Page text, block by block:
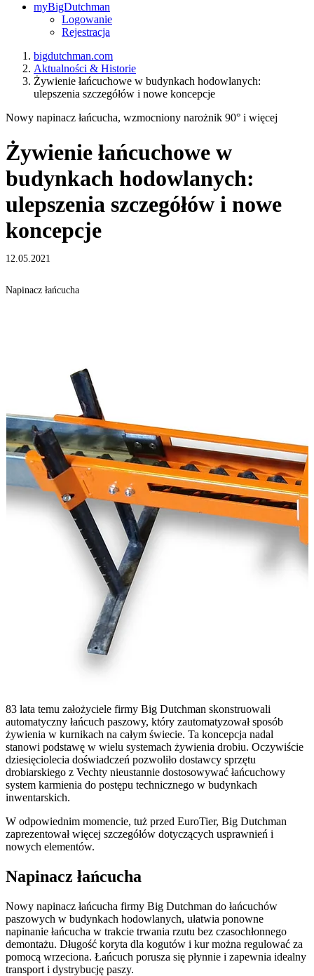
myBigDutchman
Logowanie
Rejestracja
bigdutchman.com
Aktualności & Historie
Żywienie łańcuchowe w budynkach hodowlanych:
ulepszenia szczegółów i nowe koncepcje
Nowy napinacz łańcucha, wzmocniony narożnik 90° i więcej
Żywienie łańcuchowe w
budynkach hodowlanych:
ulepszenia szczegółów i nowe
koncepcje
12.05.2021
Napinacz łańcucha
83 lata temu założyciele firmy Big Dutchman skonstruowali
automatyczny łańcuch paszowy, który zautomatyzował sposób
żywienia w kurnikach na całym świecie. Ta koncepcja nadal
stanowi podstawę w wielu systemach żywienia drobiu. Oczywiście
dziesięciolecia doświadczeń pozwoliło dostawcy sprzętu
drobiarskiego z Vechty nieustannie dostosowywać łańcuchowy
system karmienia do postępu technicznego w budynkach
inwentarskich.
W odpowiednim momencie, tuż przed EuroTier, Big Dutchman
zaprezentował więcej szczegółów dotyczących usprawnień i
nowych elementów.
Napinacz łańcucha
Nowy napinacz łańcucha firmy Big Dutchman do łańcuchów
paszowych w budynkach hodowlanych, ułatwia ponowne
napinanie łańcucha w trakcie trwania rzutu bez czasochłonnego
demontażu. Długość koryta dla kogutów i kur można regulować za
pomocą wrzeciona. Łańcuch porusza się płynnie i zapewnia idealny
transport i dystrybucję paszy.